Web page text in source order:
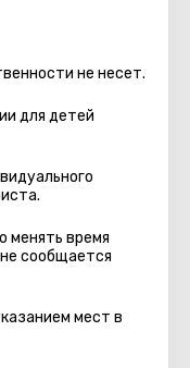
не несет.
для детей
менять время
сообщается
мест в